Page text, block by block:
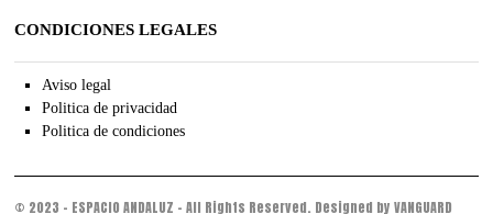
CONDICIONES LEGALES
Aviso legal
Politica de privacidad
Politica de condiciones
© 2023 - ESPACIO ANDALUZ - All Rights Reserved. Designed by VANGUARD